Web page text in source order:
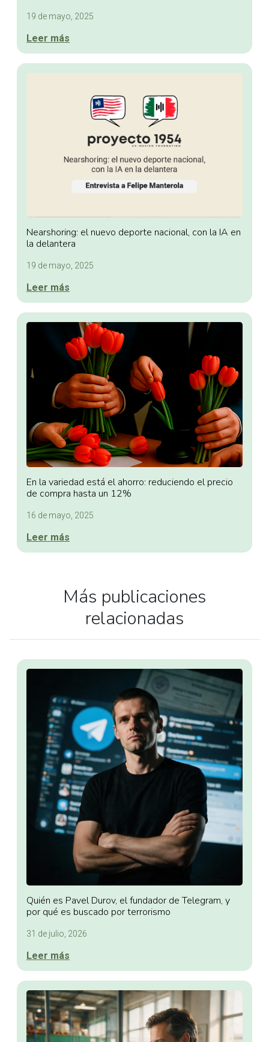
19 de mayo, 2025
Leer más
Nearshoring: el nuevo deporte nacional, con la IA en
la delantera
19 de mayo, 2025
Leer más
En la variedad está el ahorro: reduciendo el precio
de compra hasta un 12%
16 de mayo, 2025
Leer más
Más publicaciones
relacionadas
Quién es Pavel Durov, el fundador de Telegram, y
por qué es buscado por terrorismo
31 de julio, 2026
Leer más